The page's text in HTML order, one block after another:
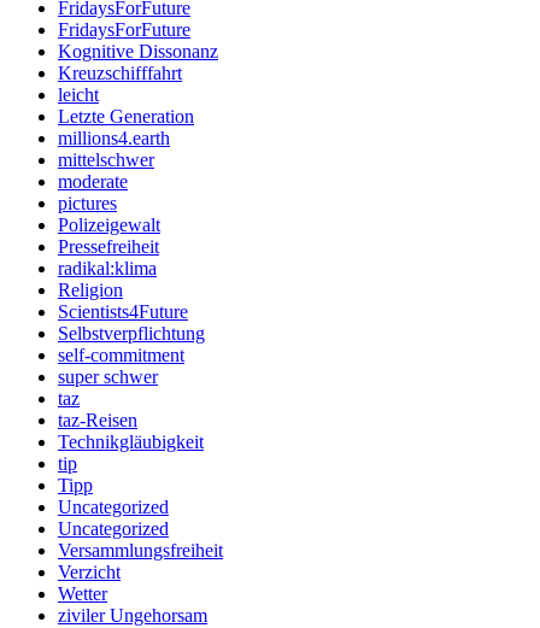
FridaysForFuture
FridaysForFuture
Kognitive Dissonanz
Kreuzschifffahrt
leicht
Letzte Generation
millions4.earth
mittelschwer
moderate
pictures
Polizeigewalt
Pressefreiheit
radikal:klima
Religion
Scientists4Future
Selbstverpflichtung
self-commitment
super schwer
taz
taz-Reisen
Technikgläubigkeit
tip
Tipp
Uncategorized
Uncategorized
Versammlungsfreiheit
Verzicht
Wetter
ziviler Ungehorsam